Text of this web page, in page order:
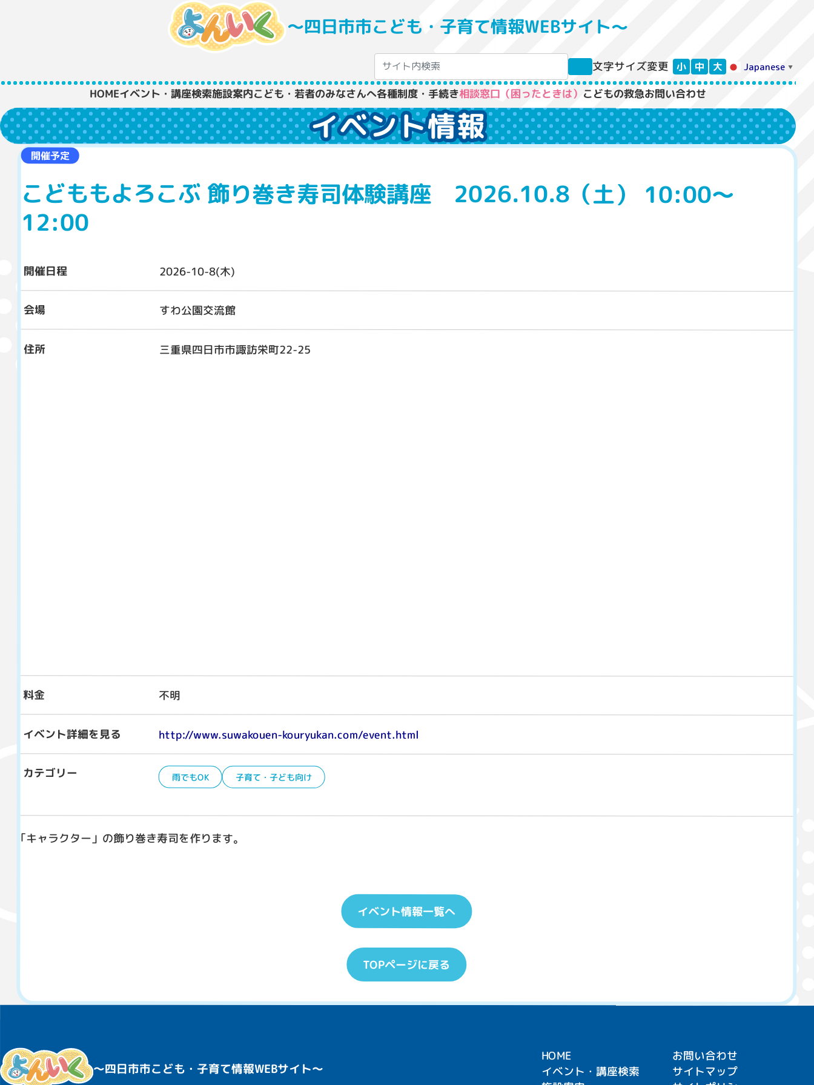
〜四日市市こども・子育て情報WEBサイト〜
文字サイズ変更 小 中 大 Japanese ▼
HOMEイベント・講座検索施設案内こども・若者のみなさんへ各種制度・手続き相談窓口（困ったときは） こどもの救急お問い合わせ
イベント情報
開催予定
こどももよろこぶ 飾り巻き寿司体験講座 2026.10.8（土） 10:00～
12:00
開催日程 2026-10-8(木)
会場 すわ公園交流館
住所 三重県四日市市諏訪栄町22-25
料金 不明
イベント詳細を見る http://www.suwakouen-kouryukan.com/event.html
カテゴリー 雨でもOK 子育て・子ども向け
｢キャラクター」の飾り巻き寿司を作ります。
イベント情報一覧へ
TOPページに戻る
〜四日市市こども・子育て情報WEBサイト〜
HOME
イベント・講座検索
お問い合わせ
サイトマップ